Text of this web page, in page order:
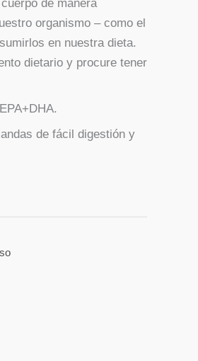
de manera
organismo – como el
en nuestra dieta.
dietario y procure tener
de fácil digestión y